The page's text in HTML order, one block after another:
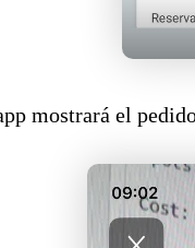
mostrará el